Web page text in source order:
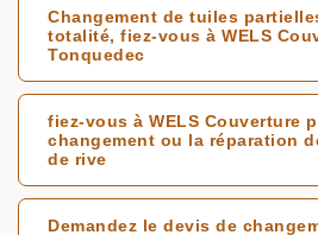
Changement de tuiles
totalité, fiez-vous à WELS
Tonquedec
fiez-vous à WELS Couverture
changement ou la réparation
de rive
Demandez le devis de